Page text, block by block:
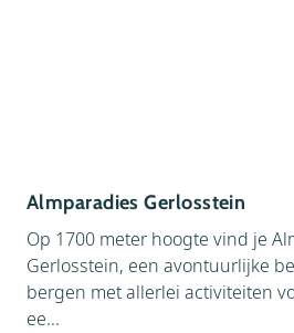
Almparadies Gerlosstein
Op 1700 meter hoogte vind je
Gerlosstein, een avontuurlijke
bergen met allerlei activiteiten
ee...